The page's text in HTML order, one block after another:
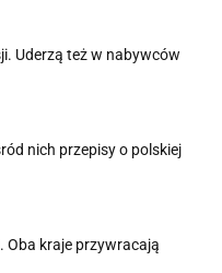
Uderzą też w nabywców
nich przepisy o polskiej
Oba kraje przywracają